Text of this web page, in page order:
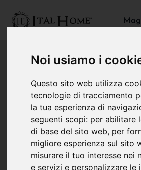
Noi usiamo i
Questo sito web utilizza
tecnologie di tracciamento
la tua esperienza di
seguenti scopi: per abilitare
di base del sito web, per
migliore esperienza sul sito
misurare il tuo interesse nei
e servizi e personalizzare le